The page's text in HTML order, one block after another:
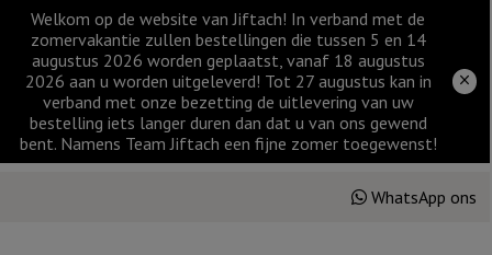
Welkom op de website van Jiftach! In verband met de
zomervakantie zullen bestellingen die tussen 5 en 14
augustus 2026 worden geplaatst, vanaf 18 augustus
2026 aan u worden uitgeleverd! Tot 27 augustus kan in
verband met onze bezetting de uitlevering van uw
bestelling iets langer duren dan dat u van ons gewend
bent. Namens Team Jiftach een fijne zomer toegewenst!
WhatsApp ons